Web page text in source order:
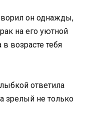
он однажды,
на его уютной
возрасте тебя
ответила
зрелый не только